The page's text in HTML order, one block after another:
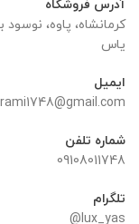
آدرس فروشگاه
یاس
ایمیل
شماره تلفن
09108011748
تلگرام
lux_yas@